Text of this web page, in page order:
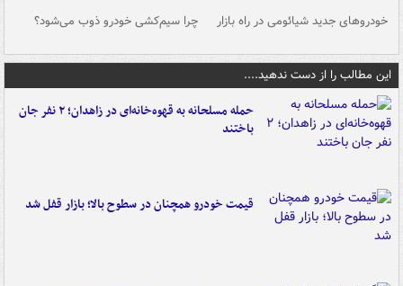
خودروهای جدید شیائومی در راه بازار چرا سیم‌کشی خودرو ذوب می‌شود؟
این مطالب را از دست ندهید....
حمله مسلحانه به قهوه‌خانه‌ای در زاهدان؛ ۲ نفر جان
باختند
قیمت خودرو همچنان در سطوح بالا؛ بازار قفل شد